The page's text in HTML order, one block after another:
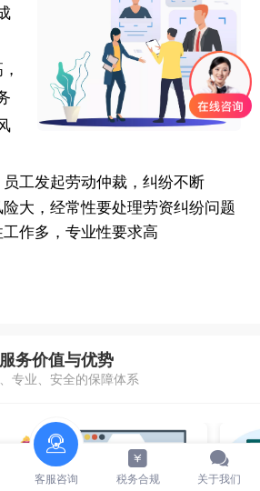
工发起劳动仲裁，纠纷不断
大，经常性要处理劳资纠纷问题
作多，专业性要求高
服务价值与优势
专业、安全的保障体系
客服咨询 税务合规 关于我们